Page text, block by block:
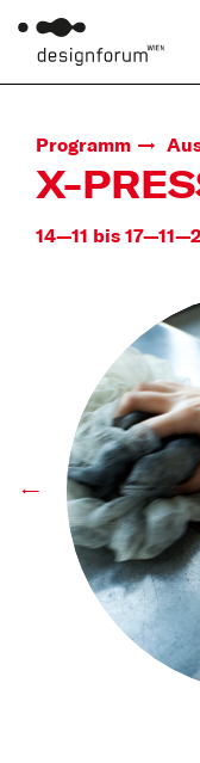
Programm
X-
14—11 bis
←